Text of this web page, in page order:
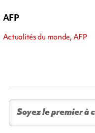
AFP
Actualités du monde, AFP